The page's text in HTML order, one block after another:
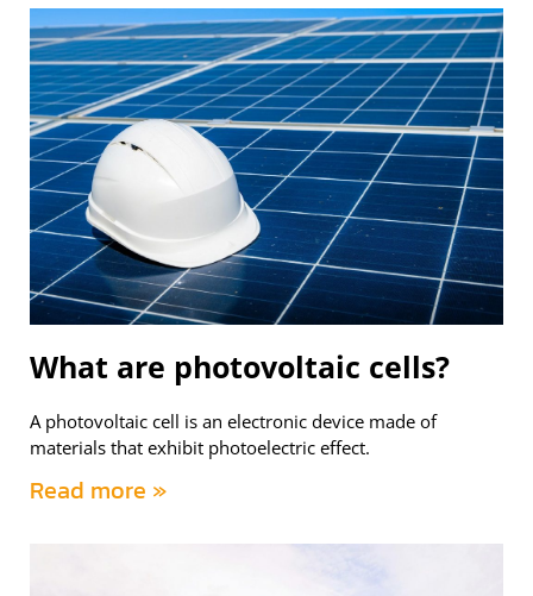
What are photovoltaic cells?
A photovoltaic cell is an electronic device made of
materials that exhibit photoelectric effect.
Read more »